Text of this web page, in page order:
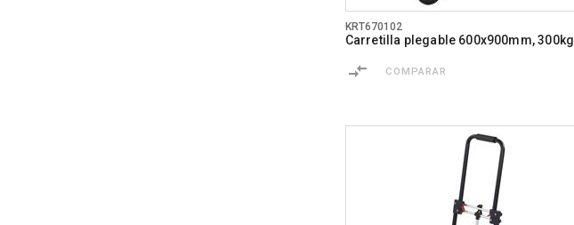
KRT670102
Carretilla plegable 600x900mm, 300kg
COMPARAR